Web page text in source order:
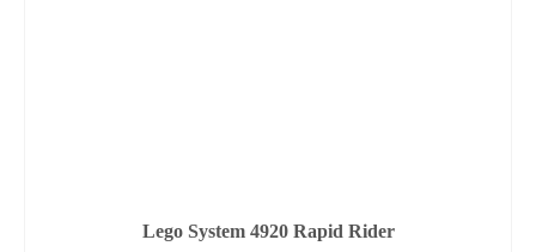
Lego System 4920 Rapid Rider